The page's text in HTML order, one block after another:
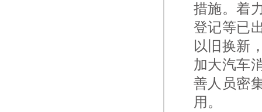
措施。着
登记等已
以旧换新
加大汽车
善人员密
用。